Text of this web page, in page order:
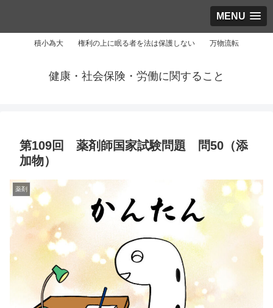
MENU
積小為大 権利の上に眠る者を法は保護しない 万物流転
健康・社会保険・労働に関すること
第109回 薬剤師国家試験問題 問50（添
加物）
薬剤